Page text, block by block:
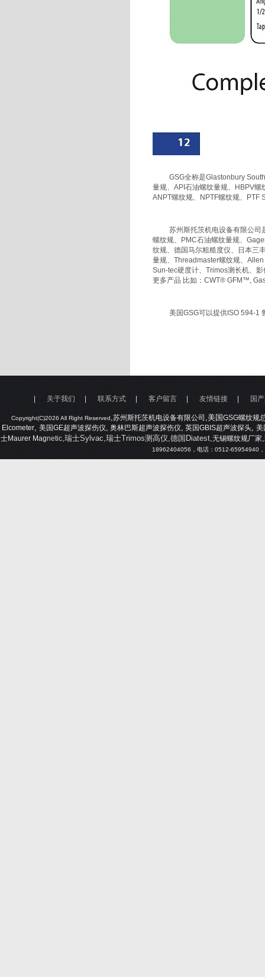
GSG全称是Glastonbury
量规、 API 石油螺纹量规、 HBPV螺
ANPT螺纹规、 NPTF螺纹规、 PTF
苏州斯托茨机电设备有限公司
螺纹规、
PMC石油螺纹量规、
纹规、德国马尔粗糙度仪、日本三
量规、 Threadmaster螺纹规、
Sun-tec硬度计、 Trimos测长机、影
更多产品 比如： CWT® GFM™,
美国GSG可以提供ISO 594-1
Copyright(C)2026 All Right Reserved,苏州斯托茨机电设备有限公司 ,美国GSG螺纹规
Elcometer, 美国GE超声波探伤仪, 奥林巴斯超声波探伤仪, 英国GBIS超声波探头, 美
士Maurer Magnetic,瑞士Sylvac,瑞士Trimos测高仪,德国Diatest,无锡螺纹规厂家,
18962404056 ，电话：0512-65954940
关于我们 联系方式 客户留言 友情链接 国